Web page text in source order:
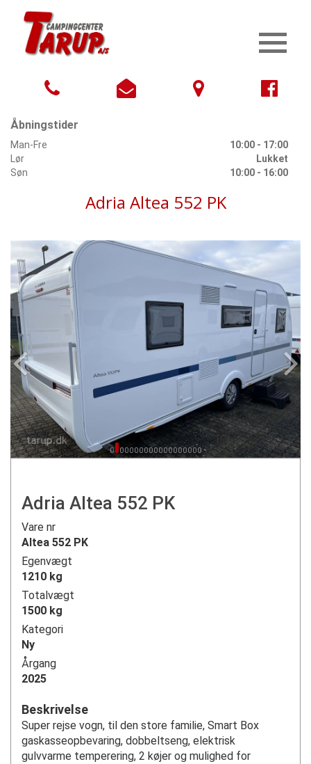
Åbningstider
Man-Fre
10:00 - 17:00
Lør
Lukket
Søn
10:00 - 16:00
Adria Altea 552 PK
Adria Altea 552 PK
Vare nr
Altea 552 PK
Egenvægt
1210 kg
Totalvægt
1500 kg
Kategori
Ny
Årgang
2025
Beskrivelse
Super rejse vogn, til den store familie, Smart Box
gaskasseopbevaring, dobbeltseng, elektrisk
gulvvarme temperering, 2 køjer og mulighed for